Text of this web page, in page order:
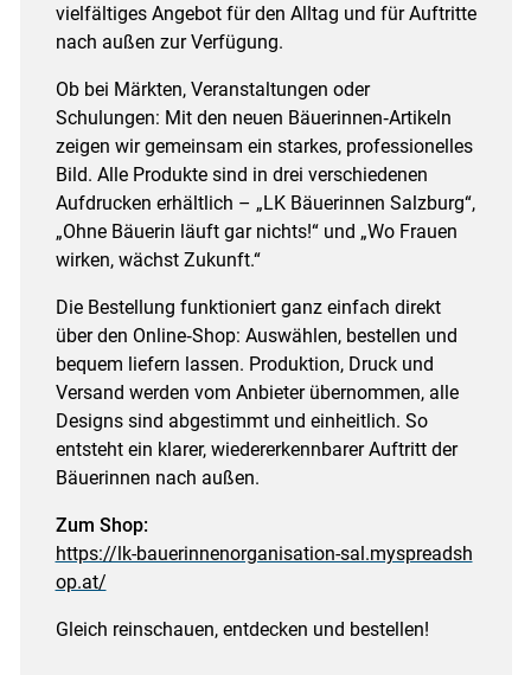
vielfältiges Angebot für den Alltag und für Auftritte
nach außen zur Verfügung.
Ob bei Märkten, Veranstaltungen oder
Schulungen: Mit den neuen Bäuerinnen‑Artikeln
zeigen wir gemeinsam ein starkes, professionelles
Bild. Alle Produkte sind in drei verschiedenen
Aufdrucken erhältlich – „LK Bäuerinnen Salzburg“,
„Ohne Bäuerin läuft gar nichts!“ und „Wo Frauen
wirken, wächst Zukunft.“
Die Bestellung funktioniert ganz einfach direkt
über den Online‑Shop: Auswählen, bestellen und
bequem liefern lassen. Produktion, Druck und
Versand werden vom Anbieter übernommen, alle
Designs sind abgestimmt und einheitlich. So
entsteht ein klarer, wiedererkennbarer Auftritt der
Bäuerinnen nach außen.
Zum Shop:
https://lk-bauerinnenorganisation-sal.myspreadsh
op.at/
Gleich reinschauen, entdecken und bestellen!